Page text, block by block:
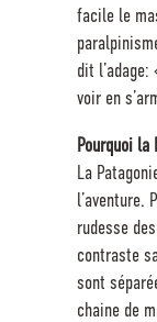
facile le
dit
voir en
Pourquoi la
La
l’aventure.
rudesse
contraste
sont
chaine de